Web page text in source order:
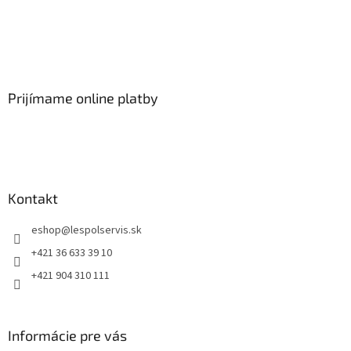
Prijímame online platby
Kontakt
eshop@lespolservis.sk
+421 36 633 39 10
+421 904 310 111
Informácie pre vás